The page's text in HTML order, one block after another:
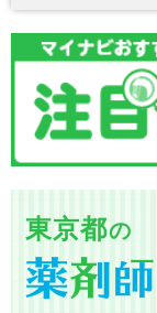
東京都の